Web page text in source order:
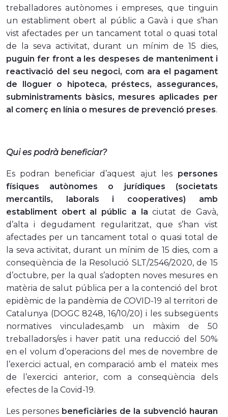
treballadores autònomes i empreses, que tinguin
un establiment obert al públic a Gavà i que s’han
vist afectades per un tancament total o quasi total
de la seva activitat, durant un mínim de 15 dies,
puguin fer front a les despeses de manteniment i
reactivació del seu negoci, com ara el pagament
de lloguer o hipoteca, préstecs, assegurances,
subministraments bàsics, mesures aplicades per
al comerç en línia o mesures de prevenció preses.
Qui es podrà beneficiar?
Es podran beneficiar d’aquest ajut les persones
físiques autònomes o jurídiques (societats
mercantils, laborals i cooperatives) amb
establiment obert al públic a laciutat de Gavà,
d’alta i degudament regularitzat, que s’han vist
afectades per un tancament total o quasi total de
la seva activitat, durant un mínim de 15 dies, com a
conseqüència de la Resolució SLT/2546/2020, de 15
d’octubre, per la qual s’adopten noves mesures en
matèria de salut pública per a la contenció del brot
epidèmic de la pandèmia de COVID-19 al territori de
Catalunya (DOGC 8248, 16/10/20) i les subsegüents
normatives vinculades,amb un màxim de 50
treballadors/es i haver patit una reducció del 50%
en el volum d’operacions del mes de novembre de
l’exercici actual, en comparació amb el mateix mes
de l’exercici anterior, com a conseqüència dels
efectes de la Covid-19.
Les persones beneficiàries de la subvenció hauran